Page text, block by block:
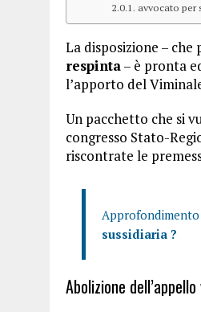
avvocato per
La disposizione –
respinta– è pronta
l’apporto del
Un pacchetto che si
congresso Stato-
riscontrate le
sussidiaria ?
Abolizione